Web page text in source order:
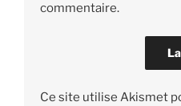
commentaire.
Ce site utilise Akismet